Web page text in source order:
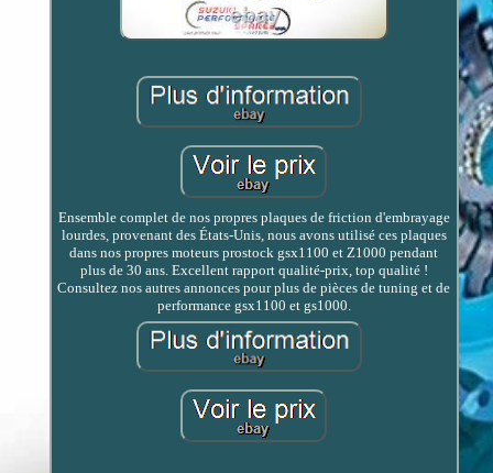
Ensemble complet de nos propres plaques de friction d'embrayage
lourdes, provenant des États-Unis, nous avons utilisé ces plaques
dans nos propres moteurs prostock gsx1100 et Z1000 pendant
plus de 30 ans. Excellent rapport qualité-prix, top qualité !
Consultez nos autres annonces pour plus de pièces de tuning et de
performance gsx1100 et gs1000.